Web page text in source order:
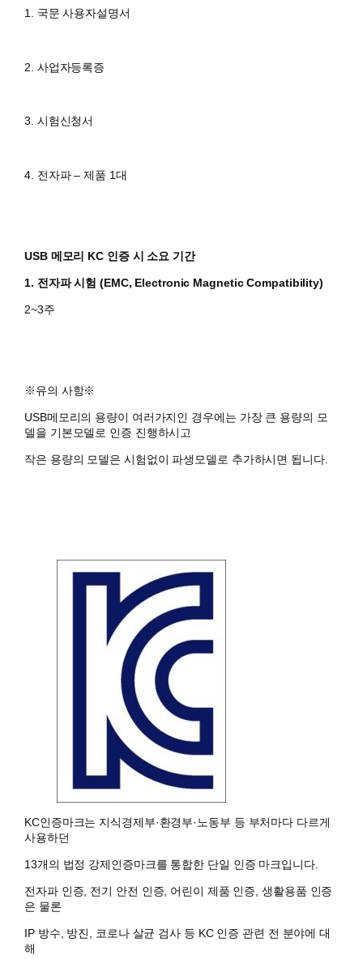
1. 국문 사용자설명서
2. 사업자등록증
3. 시험신청서
4. 전자파 – 제품 1대
USB 메모리 KC 인증 시 소요 기간
1. 전자파 시험 (EMC, Electronic Magnetic Compatibility)
2~3주
​※유의 사항※
USB메모리의 용량이 여러가지인 경우에는 가장 큰 용량의 모
델을 기본모델로 인증 진행하시고
작은 용량의 모델은 시험없이 파생모델로 추가하시면 됩니다.
KC인증마크는 지식경제부·환경부·노동부 등 부처마다 다르게
사용하던
13개의 법정 강제인증마크를 통합한 단일 인증 마크입니다.
전자파 인증, 전기 안전 인증, 어린이 제품 인증, 생활용품 인증
은 물론
IP 방수, 방진, 코로나 살균 검사 등 KC 인증 관련 전 분야에 대
해